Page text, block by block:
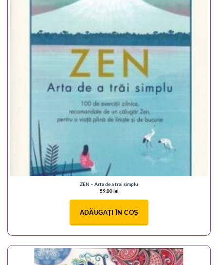
ZEN – Arta de a trai simplu
59,00lei
ADĂUGAȚI ÎN COȘ